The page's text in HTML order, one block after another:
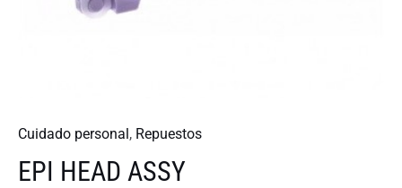
Cuidado personal, Repuestos
EPI HEAD ASSY